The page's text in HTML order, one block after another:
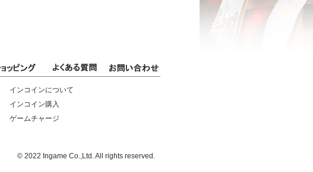
インコインについて
インコイン購入
ゲームチャージ
© 2022 Ingame Co.,Ltd. All rights reserved.